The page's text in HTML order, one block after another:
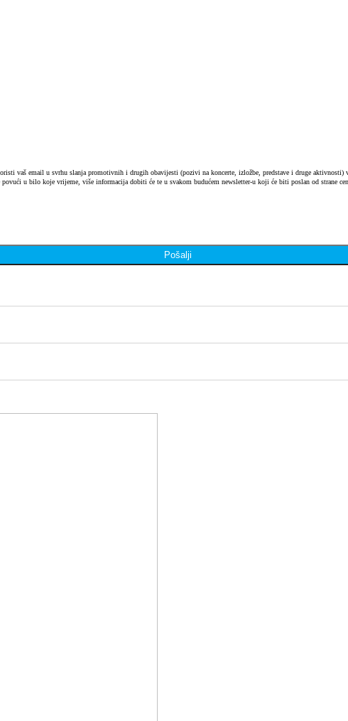
vaš email u svrhu slanja promotivnih i drugih obavijesti (pozivi na koncerte, izložbe, predstave i druge
u bilo koje vrijeme, više informacija dobiti će te u svakom budućem newsletter-u koji će biti poslan od strane